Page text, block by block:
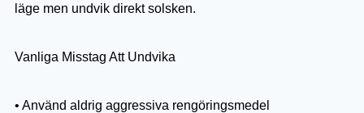
läge men undvik direkt solsken.
Vanliga Misstag Att Undvika
• Använd aldrig aggressiva rengöringsmedel